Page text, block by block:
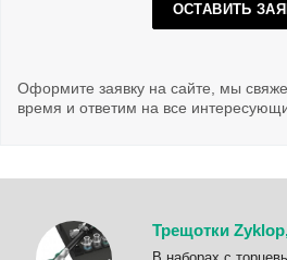
ОСТАВИТЬ
Оформите заявку на сайте, мы
время и ответим на все
Трещотки